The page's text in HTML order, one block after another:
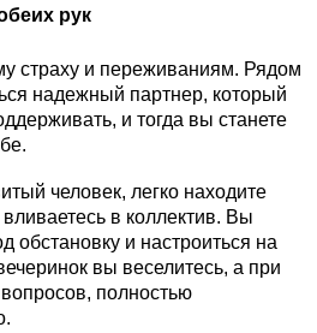
рук
страху и переживаниям. Рядом
надежный партнер, который
и тогда вы станете
человек, легко находите
в коллектив. Вы
обстановку и настроиться на
вы веселитесь, а при
полностью